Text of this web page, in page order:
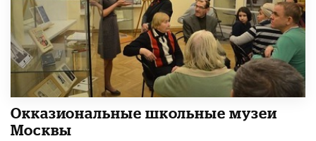
​Окказиональные школьные музеи
Москвы